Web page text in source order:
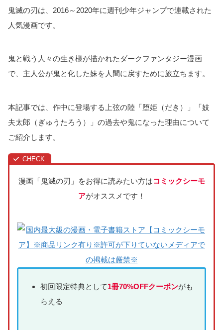
鬼滅の刃は、2016～2020年に週刊少年ジャンプで連載された
人気漫画です。
鬼と戦う人々の生き様が描かれたダークファンタジー漫画
で、主人公が鬼と化した妹を人間に戻すために旅立ちます。
本記事では、作中に登場する上弦の陸「堕姫（だき）」「妓
夫太郎（ぎゅうたろう）」の過去や鬼になった理由について
ご紹介します。
漫画「鬼滅の刃」をお得に読みたい方はコミックシーモ
アがオススメです！
初回限定特典として1冊70%OFFクーポンがも
らえる